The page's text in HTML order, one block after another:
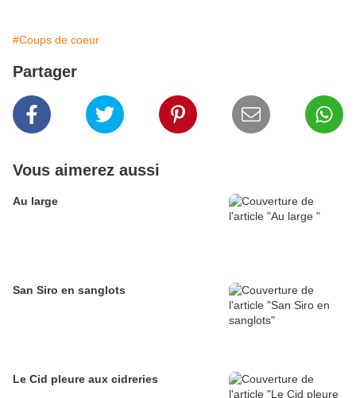
#Coups de coeur
Partager
Vous aimerez aussi
Au large
San Siro en sanglots
Le Cid pleure aux cidreries